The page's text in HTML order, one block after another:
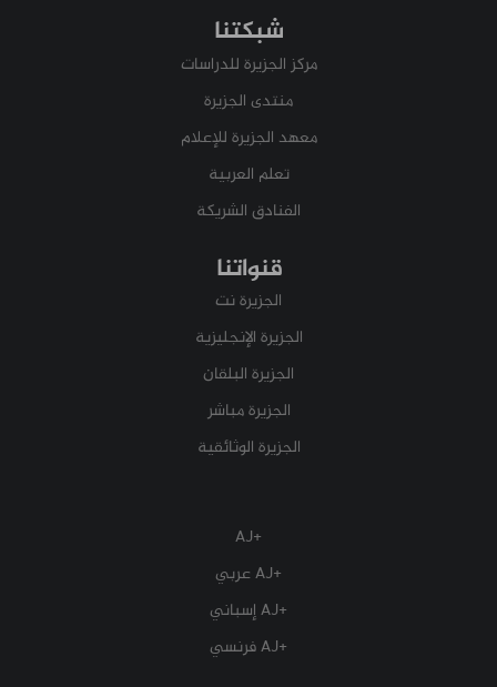
شبكتنا
مركز الجزيرة للدراسات
منتدى الجزيرة
معهد الجزيرة للإعلام
تعلم العربية
الفنادق الشريكة
قنواتنا
الجزيرة نت
الجزيرة الإنجليزية
الجزيرة البلقان
الجزيرة مباشر
الجزيرة الوثائقية
+AJ
+AJ عربي
+AJ إسباني
+AJ فرنسي